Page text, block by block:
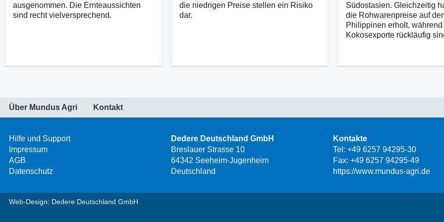
ausgenommen. Die Ernteaussichten
sind recht vielversprechend.
die niedrigen Preise stellen ein Risiko
dar.
Südostasien. Gleichzeitig
die Rohwarenpreise auf
Philippinen erholt,
Kokosexporte rückläufig
Über Mundus Agri Kontakt
Hilfe und Support
Impressum
AGB
Datenschutz
Dedere Deutschland GmbH
Breslauer Strasse 10
64342 Seeheim-Jugenheim
Deutschland
Kontakte
Tel: +49 6257 94295-30
Fax: +49 6257 94295-49
https://www.mundus-agri.de
Web-Design: Dedere Deutschland GmbH